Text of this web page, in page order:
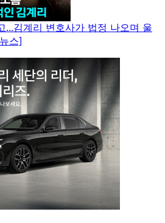
김계리 변호사가 법정 나오며 울
스]